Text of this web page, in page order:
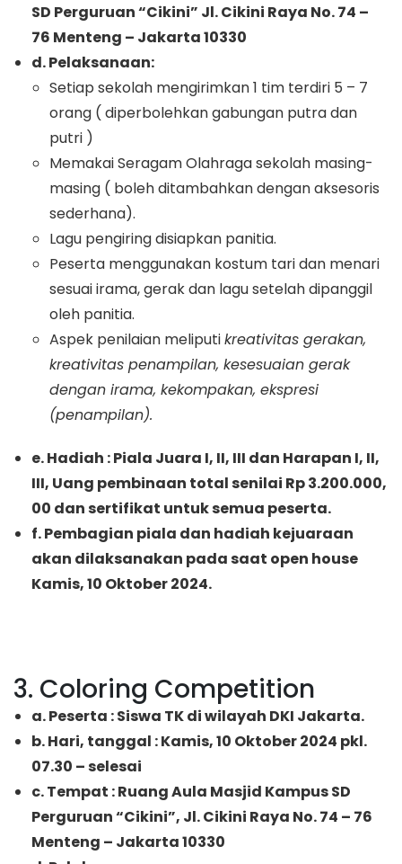
SD Perguruan “Cikini” Jl. Cikini Raya No. 74 –
76 Menteng – Jakarta 10330
d. Pelaksanaan:
Setiap sekolah mengirimkan 1 tim terdiri 5 – 7
orang ( diperbolehkan gabungan putra dan
putri )
Memakai Seragam Olahraga sekolah masing-
masing ( boleh ditambahkan dengan aksesoris
sederhana).
Lagu pengiring disiapkan panitia.
Peserta menggunakan kostum tari dan menari
sesuai irama, gerak dan lagu setelah dipanggil
oleh panitia.
Aspek penilaian meliputikreativitas gerakan,
kreativitas penampilan, kesesuaian gerak
dengan irama, kekompakan, ekspresi
(penampilan).
e. Hadiah : Piala Juara I, II, III dan Harapan I, II,
III, Uang pembinaan total senilai Rp 3.200.000,
00 dan sertifikat untuk semua peserta.
f. Pembagian piala dan hadiah kejuaraan
akan dilaksanakan pada saat open house
Kamis, 10 Oktober 2024.
3. Coloring Competition
a. Peserta : Siswa TK di wilayah DKI Jakarta.
b. Hari, tanggal : Kamis, 10 Oktober 2024 pkl.
07.30 – selesai
c. Tempat : Ruang Aula Masjid Kampus SD
Perguruan “Cikini”, Jl. Cikini Raya No. 74 – 76
Menteng – Jakarta 10330